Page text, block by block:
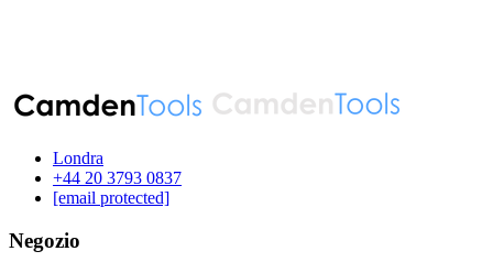
Londra
‪+44 20 3793 0837‬
[email protected]
Negozio